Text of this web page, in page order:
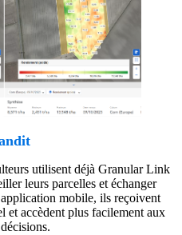
utilisent déjà Granular Link
leurs parcelles et échanger
mobile, ils reçoivent
et accèdent plus facilement aux